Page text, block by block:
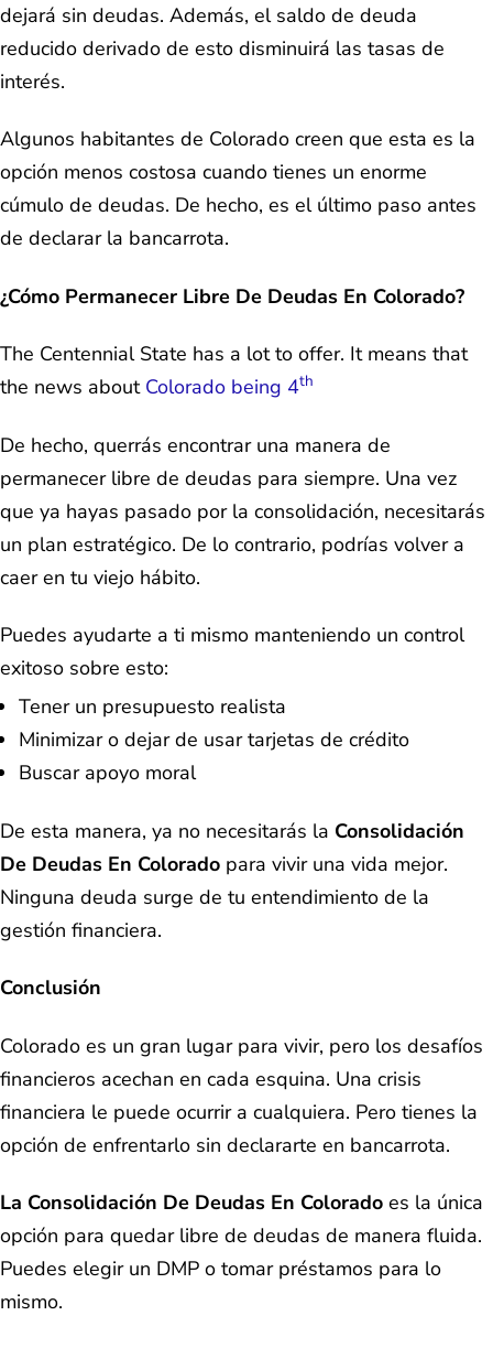
dejará sin deudas. Además, el saldo de deuda
reducido derivado de esto disminuirá las tasas de
interés.
Algunos habitantes de Colorado creen que esta es la
opción menos costosa cuando tienes un enorme
cúmulo de deudas. De hecho, es el último paso antes
de declarar la bancarrota.
¿Cómo Permanecer Libre De Deudas En Colorado?
The Centennial State has a lot to offer. It means that
the news about Colorado being 4th
De hecho, querrás encontrar una manera de
permanecer libre de deudas para siempre. Una vez
que ya hayas pasado por la consolidación, necesitarás
un plan estratégico. De lo contrario, podrías volver a
caer en tu viejo hábito.
Puedes ayudarte a ti mismo manteniendo un control
exitoso sobre esto:
Tener un presupuesto realista
Minimizar o dejar de usar tarjetas de crédito
Buscar apoyo moral
De esta manera, ya no necesitarás la Consolidación
De Deudas En Colorado para vivir una vida mejor.
Ninguna deuda surge de tu entendimiento de la
gestión financiera.
Conclusión
Colorado es un gran lugar para vivir, pero los desafíos
financieros acechan en cada esquina. Una crisis
financiera le puede ocurrir a cualquiera. Pero tienes la
opción de enfrentarlo sin declararte en bancarrota.
La Consolidación De Deudas En Colorado es la única
opción para quedar libre de deudas de manera fluida.
Puedes elegir un DMP o tomar préstamos para lo
mismo.